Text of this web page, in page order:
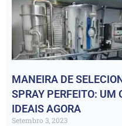
MANEIRA DE
SPRAY PERFEITO: UM
IDEAIS AGORA
Setembro 3, 2023